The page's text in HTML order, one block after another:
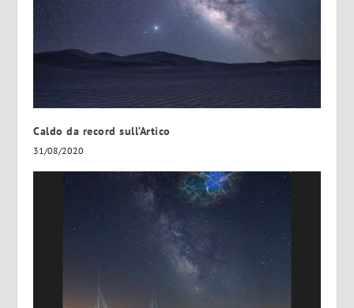
Caldo da record sull’Artico
31/08/2020